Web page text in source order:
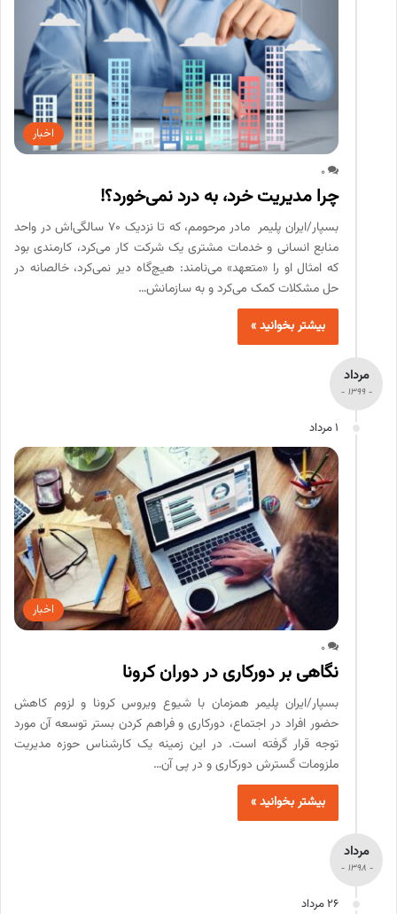
اخبار
0
چرا مدیریت خرد، به درد نمی‌‌خورد؟!
بسپار/ایران پلیمر مادر مرحومم، که تا نزدیک ۷۰ سالگی‌‌اش در واحد
منابع انسانی و خدمات مشتری یک شرکت کار می‌کرد، کارمندی بود
که امثال او را «متعهد» می‌‌نامند: هیچ‌گاه دیر نمی‌کرد، خالصانه در
حل مشکلات کمک می‌کرد و به سازمانش…
بیشتر بخوانید »
مرداد
- 1399 -
1 مرداد
اخبار
0
نگاهی بر دورکاری در دوران کرونا
بسپار/ایران پلیمر همزمان با شیوع ویروس کرونا و لزوم کاهش
حضور افراد در اجتماع، دورکاری و فراهم کردن بستر توسعه آن مورد
توجه قرار گرفته است. در این زمینه یک کارشناس حوزه مدیریت
ملزومات گسترش دورکاری و در پی آن…
بیشتر بخوانید »
مرداد
- 1398 -
26 مرداد